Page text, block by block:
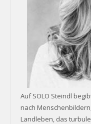
Auf SOLO Steindl
nach
Landleben, das